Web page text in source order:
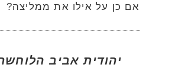
אם כן על אילו את ממליצה?
יהודית אביב